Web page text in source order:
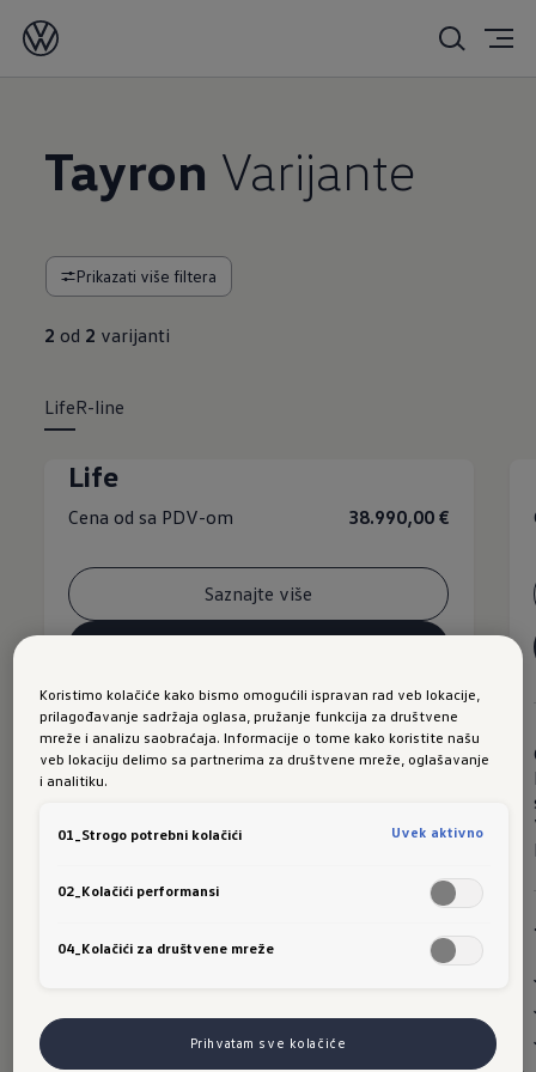
Tayron Varijante
Prikazati više filtera
2 od 2 varijanti
LifeR-line
Life
Cena od sa PDV-om 38.990,00 €
Saznajte više
Cenovnik
Gorivo
snaga
KS
Menjač
DSG 7 brzina
Tekstilne patosnice, napred i nazad
Kamera za vožnju unazad
Koristimo kolačiće kako bismo omogućili ispravan rad veb lokacije,
prilagođavanje sadržaja oglasa, pružanje funkcija za društvene
mreže i analizu saobraćaja. Informacije o tome kako koristite našu
veb lokaciju delimo sa partnerima za društvene mreže, oglašavanje
i analitiku.
01_Strogo potrebni kolačići Uvek aktivno
02_Kolačići performansi
04_Kolačići za društvene mreže
Prihvatam sve kolačiće